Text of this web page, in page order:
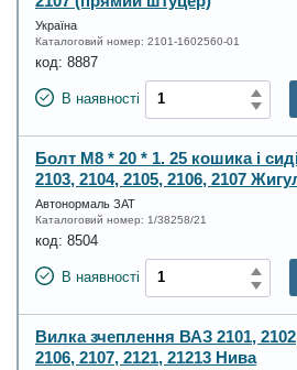
Україна
Каталоговий номер: 2101-1602560-01
код: 8887
В наявності
Болт М8 * 20 * 1. 25 кошика і
2103, 2104, 2105, 2106, 2107
Автонормаль ЗАТ
Каталоговий номер: 1/38258/21
код: 8504
В наявності
Вилка зчеплення ВАЗ 2101,
2106, 2107, 2121, 21213 Нива